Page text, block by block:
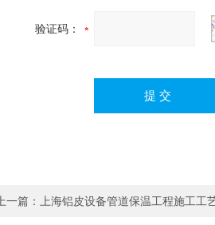
验证码：
上一篇： 上海铝皮设备管道保温工程施工工